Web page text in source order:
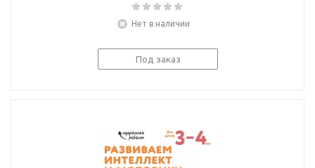
Нет в наличии
Под заказ